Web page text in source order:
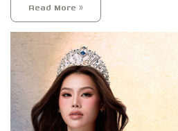
Read More »